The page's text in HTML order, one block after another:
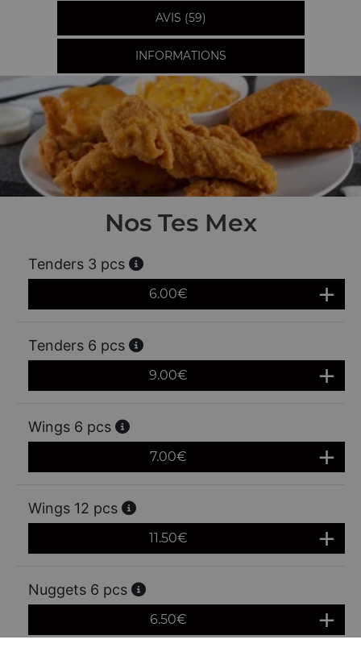
AVIS (59)
INFORMATIONS
Nos Tes Mex
Tenders 3 pcs
6.00€
Tenders 6 pcs
9.00€
Wings 6 pcs
7.00€
Wings 12 pcs
11.50€
Nuggets 6 pcs
6.50€